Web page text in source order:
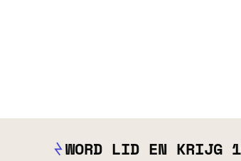
WORD LID EN KRIJG